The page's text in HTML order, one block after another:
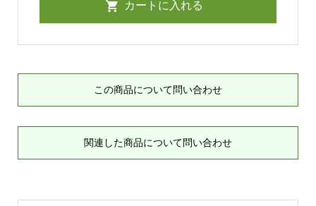
この商品について問い合わせ
関連した商品について問い合わせ